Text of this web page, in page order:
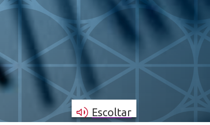
Escoltar